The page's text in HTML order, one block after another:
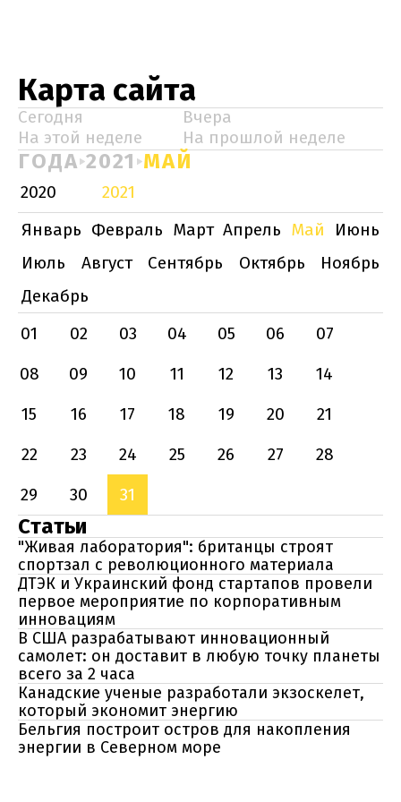
Карта сайта
Сегодня
Вчера
На этой неделе
На прошлой неделе
ГОДА 2021 МАЙ
2020
2021
Январь Февраль Март Апрель Май
Июнь
Июль
Август Сентябрь Октябрь
Ноябрь
Декабрь
01
02 03 04 05 06
07
08
09 10 11 12 13
14
15
16 17 18 19 20
21
22
23 24 25 26 27
28
29
30 31
Статьи
"Живая лаборатория": британцы строят
спортзал с революционного материала
ДТЭК и Украинский фонд стартапов провели
первое мероприятие по корпоративным
инновациям
В США разрабатывают инновационный
самолет: он доставит в любую точку планеты
всего за 2 часа
Канадские ученые разработали экзоскелет,
который экономит энергию
Бельгия построит остров для накопления
энергии в Северном море